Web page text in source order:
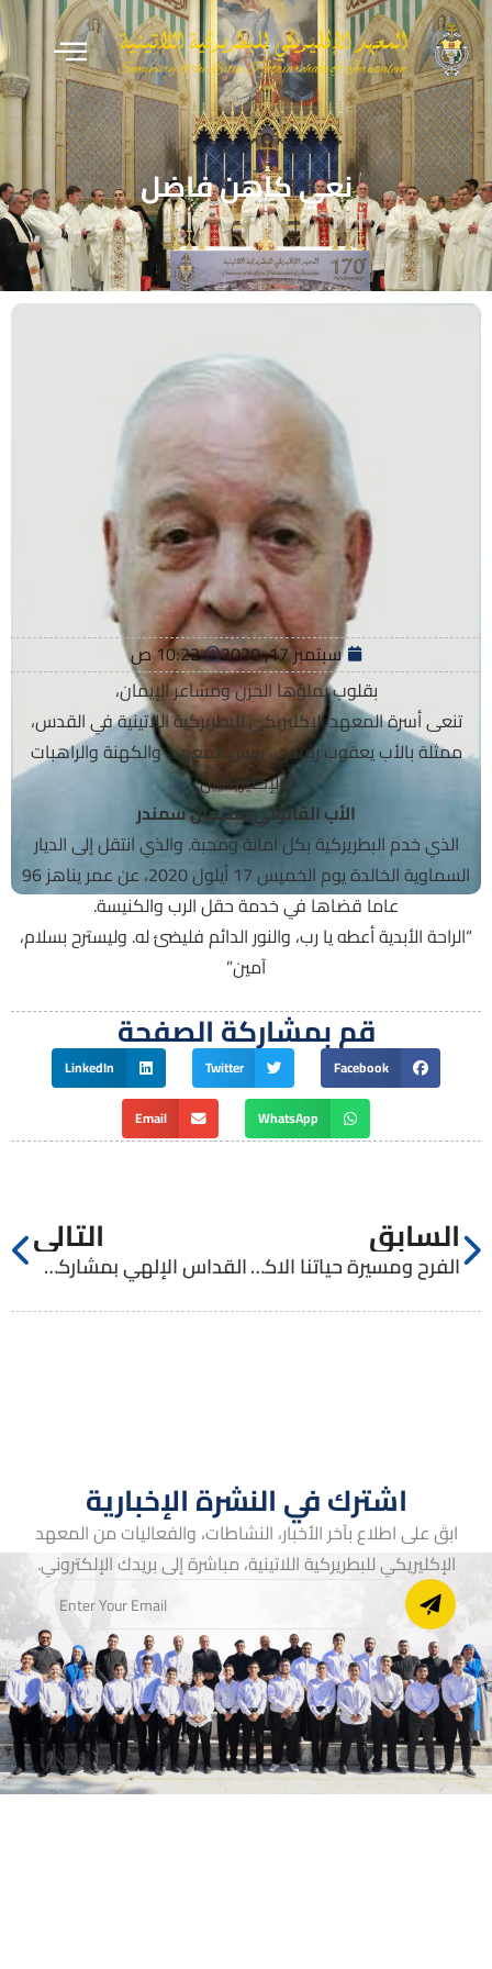
نعي كاهن فاضل
سبتمبر 17, 2020
10:22 ص
بقلوب يملؤها الحزن ومشاعر الإيمان،
تنعى أسرة المعهد الإكليريكي للبطريركية اللاتينية في القدس،
ممثلة بالأب يعقوب رفيدي، رئيس المعهد، والكهنة والراهبات
والإكليريكيين
الأب القانوني سليمان سمندر
الذي خدم البطريركية بكل امانة ومحبة. والذي انتقل إلى الديار
السماوية الخالدة يوم الخميس 17 أيلول 2020، عن عمر يناهز 96
عاما قضاها في خدمة حقل الرب والكنيسة.
“الراحة الأبدية أعطه يا رب، والنور الدائم فليضئ له. وليسترح بسلام،
آمين”
قم بمشاركة الصفحة
Facebook
Twitter
LinkedIn
WhatsApp
Email
السابق
الفرح ومسيرة حياتنا الاكليريكية
التالي
القداس الإلهي بمشاركة طلاب الإكليريكية الصغرى
اشترك في النشرة الإخبارية
ابقَ على اطلاع بآخر الأخبار، النشاطات، والفعاليات من المعهد
الإكليريكي للبطريركية اللاتينية، مباشرة إلى بريدك الإلكتروني.